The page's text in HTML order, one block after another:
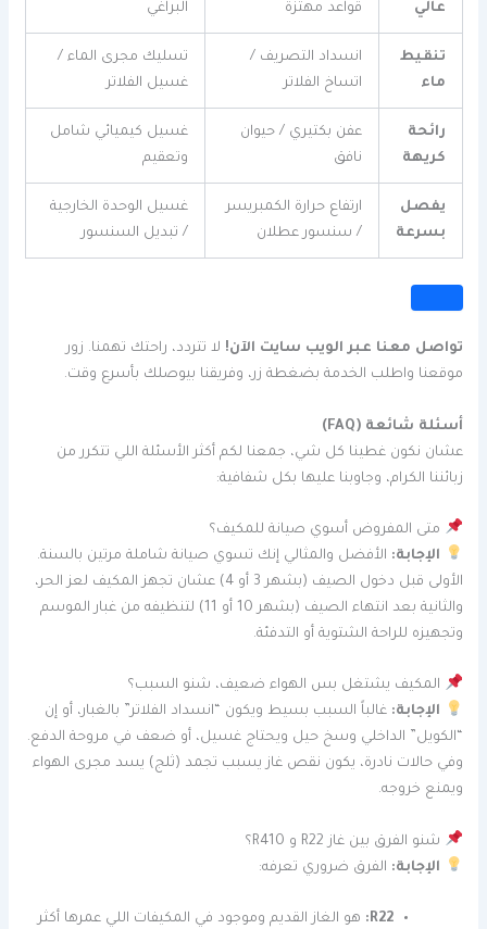
عالي
قواعد مهتزة
البراغي
تنقيط
ماء
انسداد التصريف /
اتساخ الفلاتر
تسليك مجرى الماء /
غسيل الفلاتر
رائحة
كريهة
عفن بكتيري / حيوان
نافق
غسيل كيميائي شامل
وتعقيم
يفصل
بسرعة
ارتفاع حرارة الكمبريسر
/ سنسور عطلان
غسيل الوحدة الخارجية
/ تبديل السنسور
تواصل معنا عبر الويب سايت الآن! لا تتردد، راحتك تهمنا. زور
موقعنا واطلب الخدمة بضغطة زر، وفريقنا بيوصلك بأسرع وقت.
أسئلة شائعة (FAQ)
عشان نكون غطينا كل شي، جمعنا لكم أكثر الأسئلة اللي تتكرر من
زبائننا الكرام، وجاوبنا عليها بكل شفافية:
متى المفروض أسوي صيانة للمكيف؟
الإجابة: الأفضل والمثالي إنك تسوي صيانة شاملة مرتين بالسنة.
الأولى قبل دخول الصيف (بشهر 3 أو 4) عشان تجهز المكيف لعز الحر،
والثانية بعد انتهاء الصيف (بشهر 10 أو 11) لتنظيفه من غبار الموسم
وتجهيزه للراحة الشتوية أو التدفئة.
المكيف يشتغل بس الهواء ضعيف، شنو السبب؟
الإجابة: غالباً السبب بسيط ويكون “انسداد الفلاتر” بالغبار، أو إن
“الكويل” الداخلي وسخ حيل ويحتاج غسيل، أو ضعف في مروحة الدفع.
وفي حالات نادرة، يكون نقص غاز يسبب تجمد (ثلج) يسد مجرى الهواء
ويمنع خروجه.
شنو الفرق بين غاز R22 و R410؟
الإجابة: الفرق ضروري تعرفه:
R22:
هو الغاز القديم وموجود في المكيفات اللي عمرها أكثر